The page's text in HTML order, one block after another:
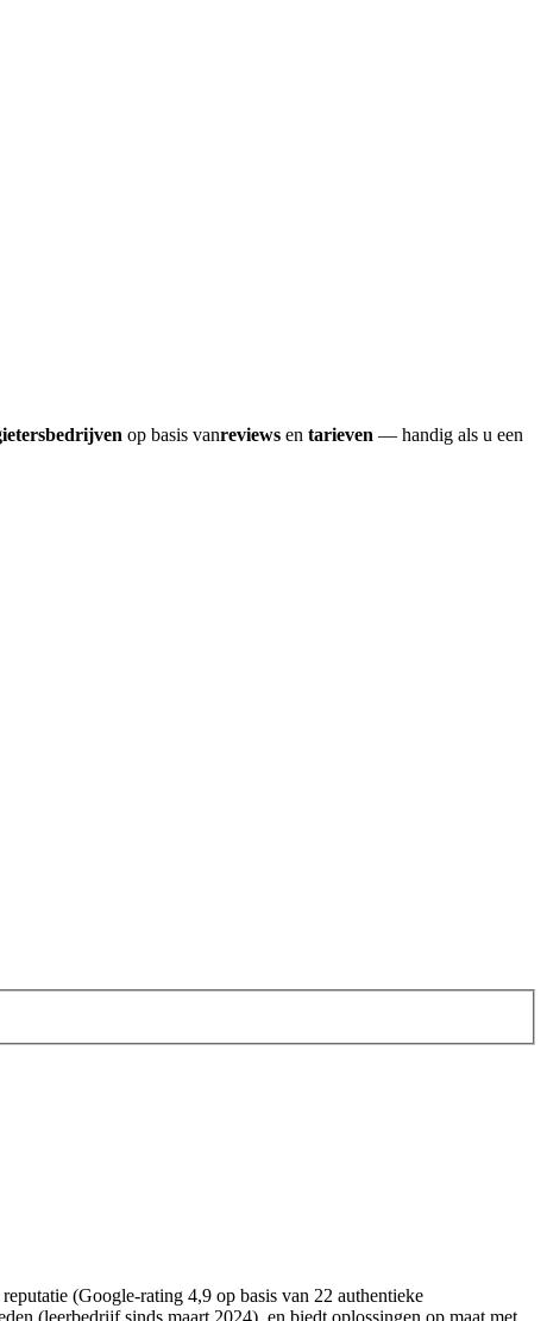
op basis vanreviews en tarieven — handig als u een
(Google-rating 4,9 op basis van 22 authentieke
(leerbedrijf sinds maart 2024), en biedt oplossingen op maat met